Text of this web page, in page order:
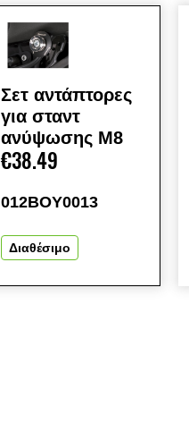
Σετ αντάπτορες
για σταντ
ανύψωσης M8
€38.49
012BOY0013
Διαθέσιμο